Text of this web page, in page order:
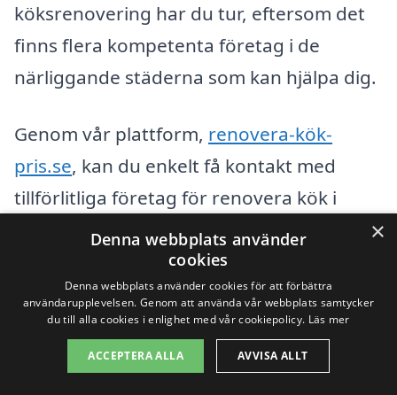
köksrenovering har du tur, eftersom det
finns flera kompetenta företag i de
närliggande städerna som kan hjälpa dig.
Genom vår plattform, renovera-kök-
pris.se, kan du enkelt få kontakt med
tillförlitliga företag för renovera kök i
Nyborg och dess omgivning. Här är några
städer där du kan hitta professionella
hantverkare:
Sundsvall
×
Denna webbplats använder
cookies
Denna webbplats använder cookies för att förbättra
användarupplevelsen. Genom att använda vår webbplats samtycker
du till alla cookies i enlighet med vår cookiepolicy. Läs mer
ACCEPTERA ALLA AVVISA ALLT